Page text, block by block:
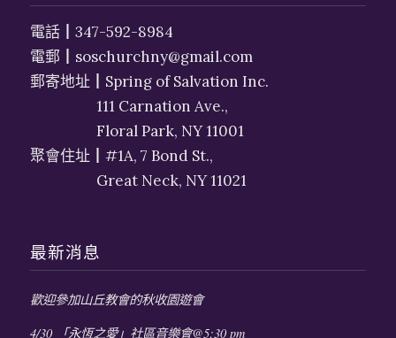
電話┃ 347-592-8984
電郵┃ soschurchny@gmail.com
郵寄地址┃Spring of Salvation Inc.
111 Carnation Ave.,
Floral Park, NY 11001
聚會住址┃#1A, 7 Bond St.,
Great Neck, NY 11021
最新消息
歡迎參加山丘教會的秋收園遊會
4/30 「永恆之愛」社區音樂會@5:30 pm